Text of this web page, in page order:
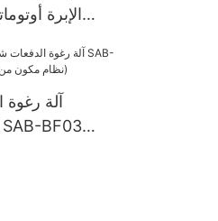
الإبرة
آلة